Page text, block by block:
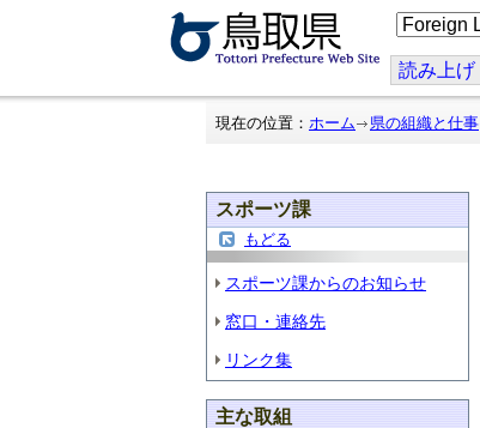
こ
の
ジ
を
翻
読み上げ
現在の位置： ホーム 県の組織と仕事
スポーツ課
もどる
スポーツ課からのお知らせ
窓口・連絡先
リンク集
主な取組